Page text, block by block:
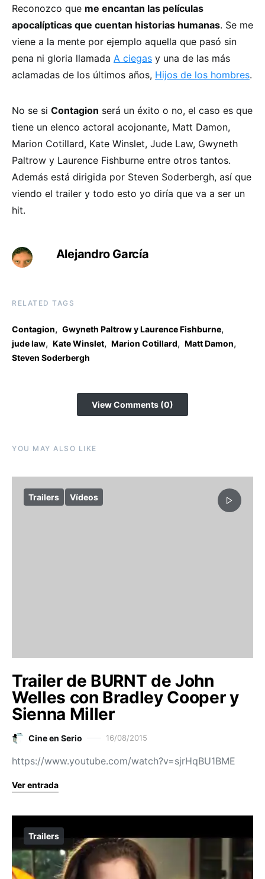
Reconozco que me encantan las películas
apocalípticas que cuentan historias humanas. Se me
viene a la mente por ejemplo aquella que pasó sin
pena ni gloria llamada A ciegas y una de las más
aclamadas de los últimos años, Hijos de los hombres.
No se si Contagion será un éxito o no, el caso es que
tiene un elenco actoral acojonante, Matt Damon,
Marion Cotillard, Kate Winslet, Jude Law, Gwyneth
Paltrow y Laurence Fishburne entre otros tantos.
Además está dirigida por Steven Soderbergh, así que
viendo el trailer y todo esto yo diría que va a ser un
hit.
Alejandro García
RELATED TAGS
Contagion, Gwyneth Paltrow y Laurence Fishburne,
jude law, Kate Winslet, Marion Cotillard, Matt Damon,
Steven Soderbergh
View Comments (0)
YOU MAY ALSO LIKE
Trailers Vídeos
Trailer de BURNT de John
Welles con Bradley Cooper y
Sienna Miller
Cine en Serio 16/08/2015
https://www.youtube.com/watch?v=sjrHqBU1BME
Ver entrada
Trailers